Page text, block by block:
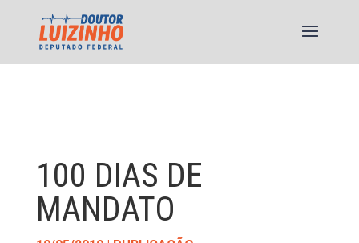
100 DIAS DE
MANDATO